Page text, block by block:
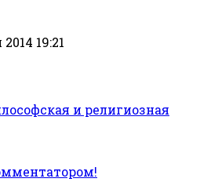
19:21
и религиозная